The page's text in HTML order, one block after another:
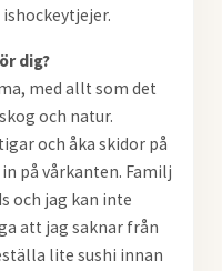
dig?
med allt som det
och natur.
och åka skidor på
på vårkanten. Familj
och jag kan inte
att jag saknar från
lite sushi innan